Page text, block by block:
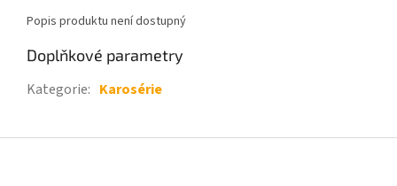
Popis produktu není dostupný
Doplňkové parametry
Kategorie: Karosérie